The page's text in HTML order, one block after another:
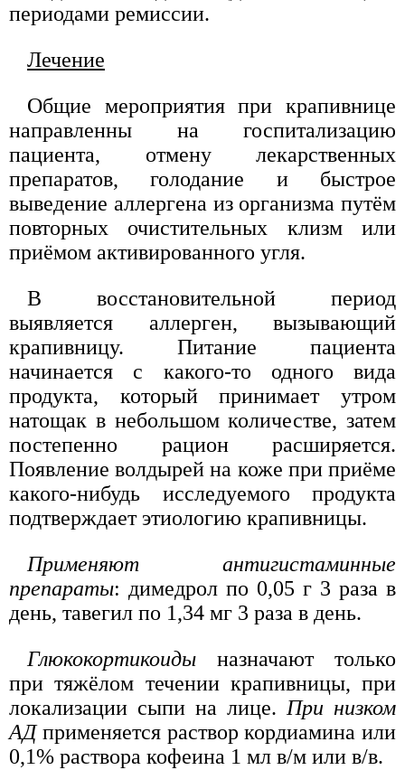
периодами ремиссии.
Лечение
Общие мероприятия при крапивнице
направленны на госпитализацию
пациента, отмену лекарственных
препаратов, голодание и быстрое
выведение аллергена из организма путём
повторных очистительных клизм или
приёмом активированного угля.
В восстановительной период
выявляется аллерген, вызывающий
крапивницу. Питание пациента
начинается с какого-то одного вида
продукта, который принимает утром
натощак в небольшом количестве, затем
постепенно рацион расширяется.
Появление волдырей на коже при приёме
какого-нибудь исследуемого продукта
подтверждает этиологию крапивницы.
Применяют антигистаминные
препараты: димедрол по 0,05 г 3 раза в
день, тавегил по 1,34 мг 3 раза в день.
Глюкокортикоиды назначают только
при тяжёлом течении крапивницы, при
локализации сыпи на лице. При низком
АДприменяется раствор кордиамина или
0,1% раствора кофеина 1 мл в/м или в/в.